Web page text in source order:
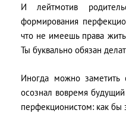
И лейтмотив
формирования
что не имеешь права
Ты буквально обязан
Иногда можно
осознал вовремя
перфекционистом: как бы